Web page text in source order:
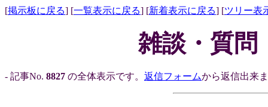
[掲示板に戻る] [一覧表示に戻る] [新着表示に戻る] [ツリー表
雑談・質問
- 記事No. 8827 の全体表示です。 返信フォームから返信出来